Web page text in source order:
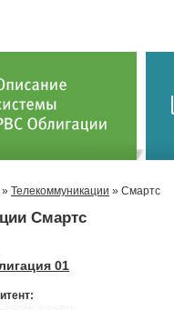
» Телекоммуникации » Смартс
Смартс
01